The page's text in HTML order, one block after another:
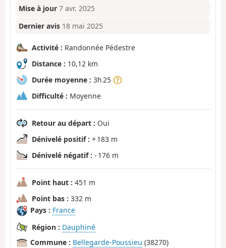
Mise à jour 7 avr. 2025
Dernier avis 18 mai 2025
Activité : Randonnée Pédestre
Distance : 10,12 km
Durée moyenne : 3h 25
Difficulté : Moyenne
Retour au départ : Oui
Dénivelé positif : + 183 m
Dénivelé négatif : - 176 m
Point haut : 451 m
Point bas : 332 m
Pays : France
Région : Dauphiné
Commune : Bellegarde-Poussieu (38270)